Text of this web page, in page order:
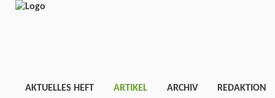
AKTUELLES HEFT ARTIKEL ARCHIV REDAKTION